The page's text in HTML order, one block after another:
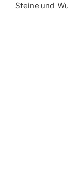
Steine und